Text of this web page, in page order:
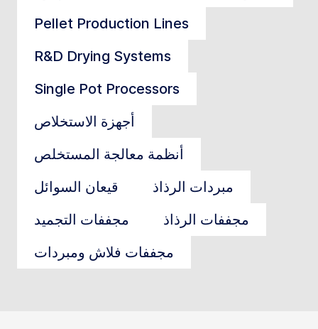
Pellet Production Lines
R&D Drying Systems
Single Pot Processors
أجهزة الاستخلاص
أنظمة معالجة المستخلص
قيعان السوائل
مبردات الرذاذ
مجففات التجميد
مجففات الرذاذ
مجففات فلاش ومبردات